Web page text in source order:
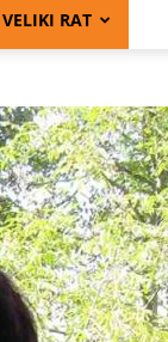
VELIKI RAT